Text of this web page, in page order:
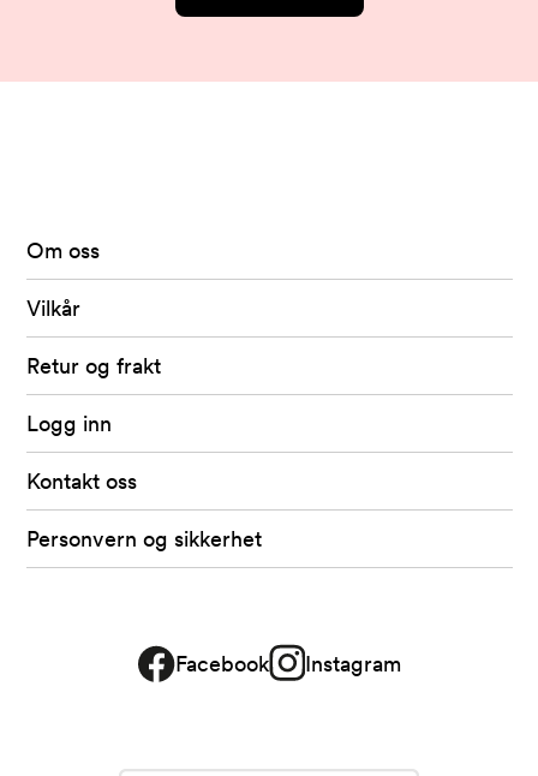
av
Fretex
Om oss
Vilkår
Retur og frakt
Logg inn
Kontakt oss
Personvern og sikkerhet
Facebook Instagram